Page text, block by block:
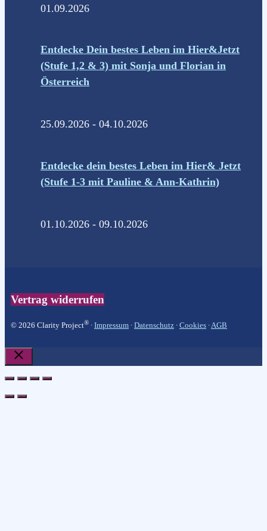
01.09.2026
Entdecke Dein bestes Leben im Hier&Jetzt
(Stufe 1,2 & 3) mit Sonja und Florian in
Österreich
25.09.2026 - 04.10.2026
Entdecke dein bestes Leben im Hier& Jetzt
(Stufe 1-3 mit Pauline & Ann-Kathrin)
01.10.2026 - 09.10.2026
Vertrag widerrufen
© 2026 Clarity Project® ∙ Impressum ∙ Datenschutz ∙ Cookies ∙AGB
Schließen